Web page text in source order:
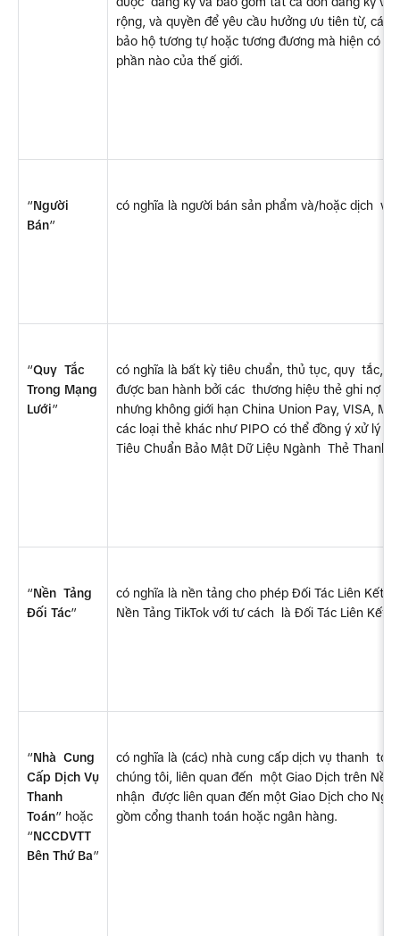
rộng, và quyền để yêu cầu hưởng ưu tiên từ, các
bảo hộ tương tự hoặc tương đương mà hiện có
phần nào của thế giới.
“Người
Bán”
có nghĩa là người bán sản phẩm và/hoặc dịch  vụ
“Quy  Tắc
Trong Mạng
Lưới”
có nghĩa là bất kỳ tiêu chuẩn, thủ tục, quy  tắc,
được ban hành bởi các  thương hiệu thẻ ghi nợ
nhưng không giới hạn China Union Pay, VISA,
các loại thẻ khác như PIPO có thể đồng ý xử lý
Tiêu Chuẩn Bảo Mật Dữ Liệu Ngành  Thẻ Thanh
“Nền  Tảng
Đối Tác”
có nghĩa là nền tảng cho phép Đối Tác Liên Kết
Nền Tảng TikTok với tư cách  là Đối Tác Liên Kết.
“Nhà  Cung
Cấp Dịch Vụ
Thanh
Toán” hoặc
“NCCDVTT
Bên Thứ Ba”
có nghĩa là (các) nhà cung cấp dịch vụ thanh
chúng tôi, liên quan đến  một Giao Dịch trên
nhận  được liên quan đến một Giao Dịch cho
gồm cổng thanh toán hoặc ngân hàng.